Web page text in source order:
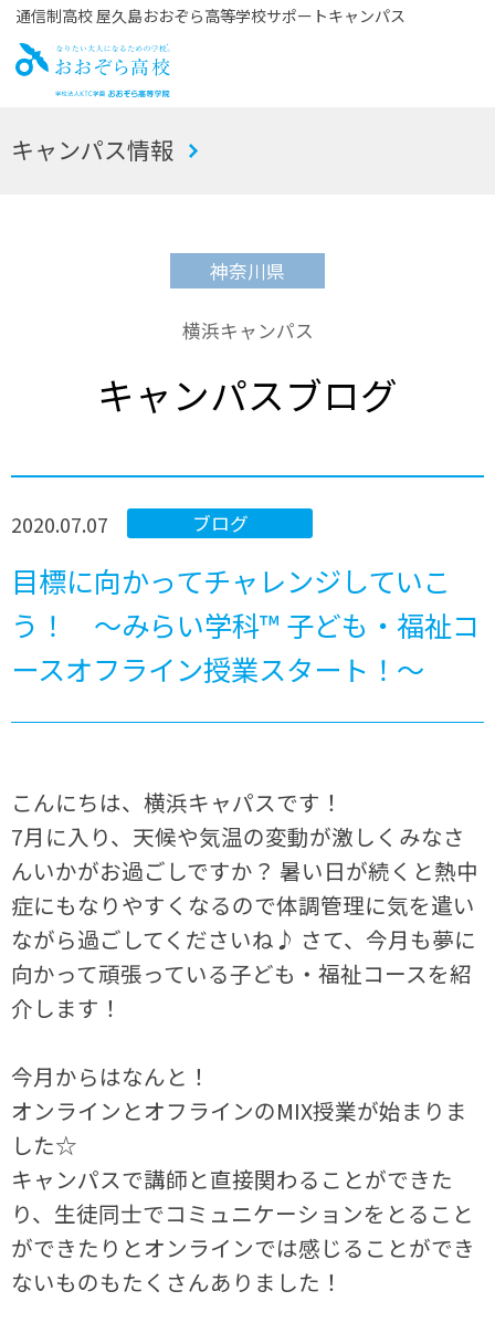
通信制高校 屋久島おおぞら高等学校サポートキャンパス
お
キャンパス情報
神奈川県
横浜キャンパス
キャンパスブログ
ブログ
2020.07.07
目標に向かってチャレンジしていこ
う！ ～みらい学科™ 子ども・福祉コ
ースオフライン授業スタート！～
こんにちは、横浜キャパスです！
7月に入り、天候や気温の変動が激しくみなさ
んいかがお過ごしですか？ 暑い日が続くと熱中
症にもなりやすくなるので体調管理に気を遣い
ながら過ごしてくださいね♪ さて、今月も夢に
向かって頑張っている子ども・福祉コースを紹
介します！
今月からはなんと！
オンラインとオフラインのMIX授業が始まりま
した☆
キャンパスで講師と直接関わることができた
り、生徒同士でコミュニケーションをとること
ができたりとオンラインでは感じることができ
ないものもたくさんありました！